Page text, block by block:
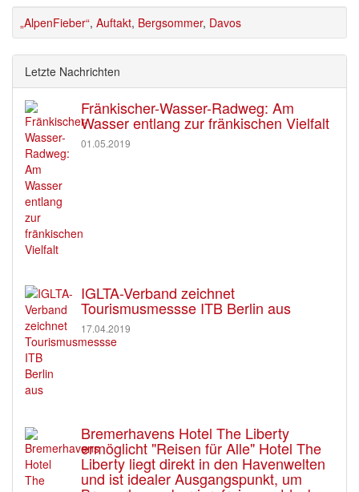
„AlpenFieber“, Auftakt, Bergsommer, Davos
Letzte Nachrichten
Fränkischer-Wasser-Radweg: Am
Wasser entlang zur fränkischen Vielfalt
01.05.2019
IGLTA-Verband zeichnet
Tourismusmessse ITB Berlin aus
17.04.2019
Bremerhavens Hotel The Liberty
ermöglicht "Reisen für Alle" Hotel The
Liberty liegt direkt in den Havenwelten
und ist idealer Ausgangspunkt, um